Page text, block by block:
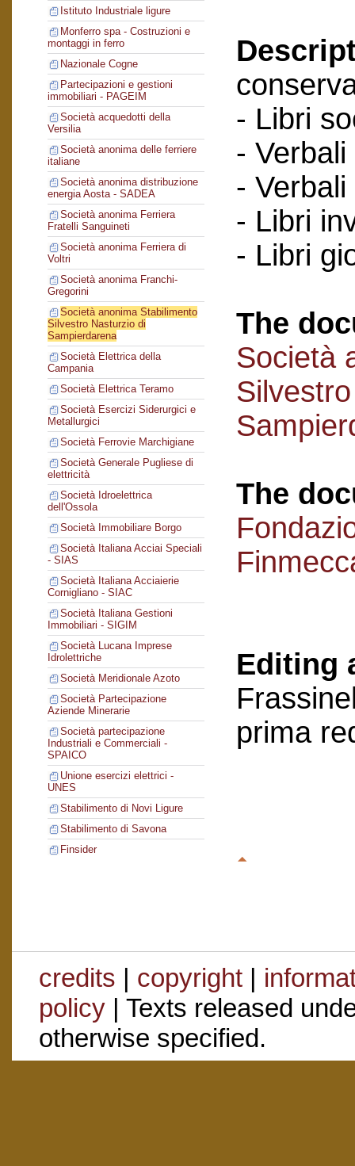
Istituto Industriale ligure
Monferro spa - Costruzioni e
montaggi in ferro
Nazionale Cogne
Partecipazioni e gestioni
immobiliari - PAGEIM
Società acquedotti della
Versilia
Società anonima delle ferriere
italiane
Società anonima distribuzione
energia Aosta - SADEA
Società anonima Ferriera
Fratelli Sanguineti
Società anonima Ferriera di
Voltri
Società anonima Franchi-
Gregorini
Società anonima Stabilimento
Silvestro Nasturzio di
Sampierdarena
Società Elettrica della
Campania
Società Elettrica Teramo
Società Esercizi Siderurgici e
Metallurgici
Società Ferrovie Marchigiane
Società Generale Pugliese di
elettricità
Società Idroelettrica
dell'Ossola
Società Immobiliare Borgo
Società Italiana Acciai Speciali
- SIAS
Società Italiana Acciaierie
Cornigliano - SIAC
Società Italiana Gestioni
Immobiliari - SIGIM
Società Lucana Imprese
Idrolettriche
Società Meridionale Azoto
Società Partecipazione
Aziende Minerarie
Società partecipazione
Industriali e Commerciali -
SPAICO
Unione esercizi elettrici -
UNES
Stabilimento di Novi Ligure
Stabilimento di Savona
Finsider
- Libri
-
-
- Libri
- Libri
The
Società
The
Editing
prima
credits | copyright|
policy| Texts released
otherwise specified.